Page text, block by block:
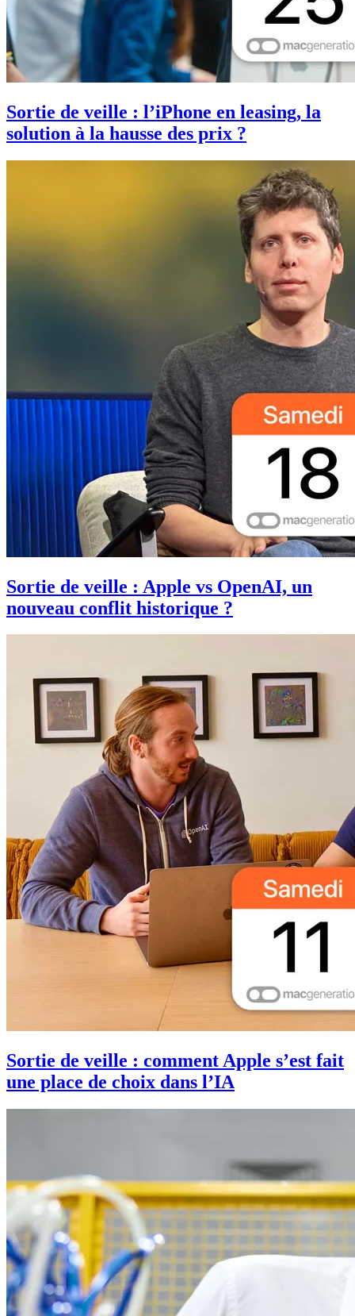
Sortie de veille : l’iPhone en leasing, la
solution à la hausse des prix ?
Sortie de veille : Apple vs OpenAI, un
nouveau conflit historique ?
Sortie de veille : comment Apple s’est fait
une place de choix dans l’IA